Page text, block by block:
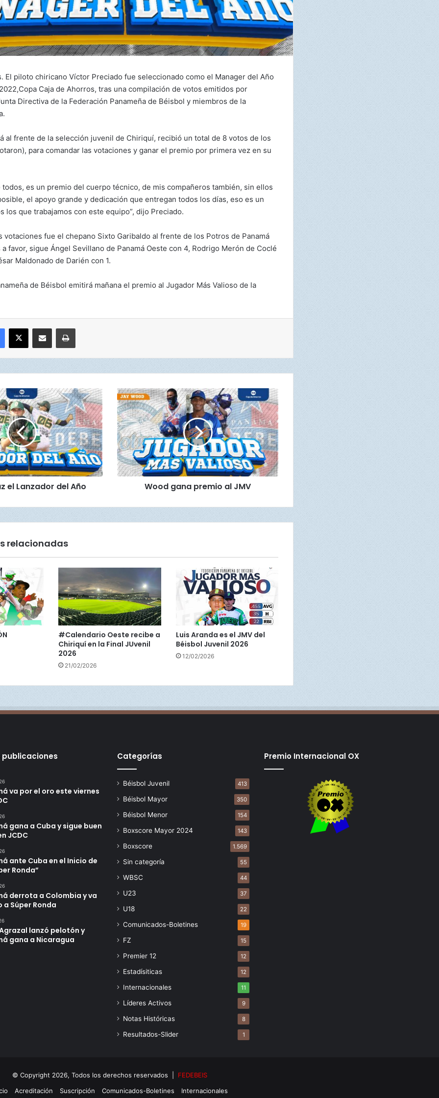
El piloto chiricano Víctor Preciado fue seleccionado como el Manager del Año
Caja de Ahorros, tras una compilación de votos emitidos por
Directiva de la Federación Panameña de Béisbol y miembros de la
al frente de la selección juvenil de Chiriquí, recibió un total de 8 votos de los
para comandar las votaciones y ganar el premio por primera vez en su
todos, es un premio del cuerpo técnico, de mis compañeros también, sin ellos
el apoyo grande y dedicación que entregan todos los días, eso es un
los que trabajamos con este equipo”, dijo Preciado.
votaciones fue el chepano Sixto Garibaldo al frente de los Potros de Panamá
favor, sigue Ángel Sevillano de Panamá Oeste con 4, Rodrigo Merón de Coclé
Maldonado de Darién con 1.
de Béisbol emitirá mañana el premio al Jugador Más Valioso de la
el Lanzador del Año
W
o
o
d
g
a
n
a
p
m
J
M
Wood gana premio al JMV
relacionadas
#Calendario Oeste recibe a
Chiriquí en la Final JUvenil
2026
21/02/2026
Luis Aranda es el JMV del
Béisbol Juvenil 2026
12/02/2026
publicaciones
va por el oro este viernes
gana a Cuba y sigue buen
JCDC
ante Cuba en el Inicio de
Ronda”
derrota a Colombia y va
a Súper Ronda
lanzó pelotón y
gana a Nicaragua
Categorías
Béisbol Juvenil 413
Béisbol Mayor 350
Béisbol Menor 154
Boxscore Mayor 2024 143
Boxscore 1.569
Sin categoría 55
WBSC 44
U23 37
U18 22
Comunicados-Boletines 19
FZ 15
Premier 12 12
Estadísiticas 12
Internacionales 11
Líderes Activos 9
Notas Históricas 8
Resultados-Slider 1
Premio Internacional OX
© Copyright 2026, Todos los derechos reservados | FEDEBEIS
Acreditación Suscripción Comunicados-Boletines Internacionales